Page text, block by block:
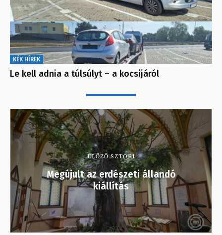
KÉK HÍREK
Le kell adnia a túlsúlyt – a kocsijáról
ELŐZŐ SZTORI
Megújult az erdészeti állandó
kiállítás